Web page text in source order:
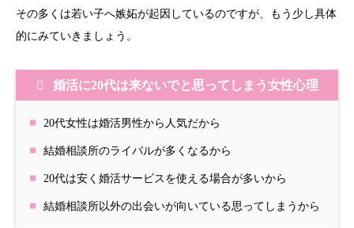
その多くは若い子へ嫉妬が起因しているのですが、もう少し具体
的にみていきましょう。
婚活に20代は来ないでと思ってしまう女性心理
20代女性は婚活男性から人気だから
結婚相談所のライバルが多くなるから
20代は安く婚活サービスを使える場合が多いから
結婚相談所以外の出会いが向いている思ってしまうから